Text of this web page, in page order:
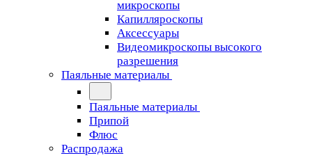
микроскопы
Капилляроскопы
Аксессуары
Видеомикроскопы высокого
разрешения
Паяльные материалы
Паяльные материалы
Припой
Флюс
Распродажа